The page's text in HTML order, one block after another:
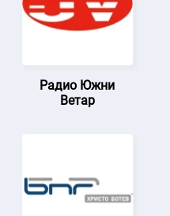
Радио Южни
Ветар